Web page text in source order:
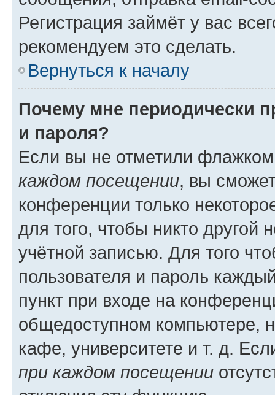
Регистрация займёт у вас
рекомендуем это сделать.
Вернуться к началу
Почему мне периодически
и пароля?
Если вы не отметили
каждом посещении, вы
конференции только
для того, чтобы никто другой
учётной записью. Для того
пользователя и пароль
пункт при входе на
общедоступном компьютере,
кафе, университете и т. д.
при каждом посещении